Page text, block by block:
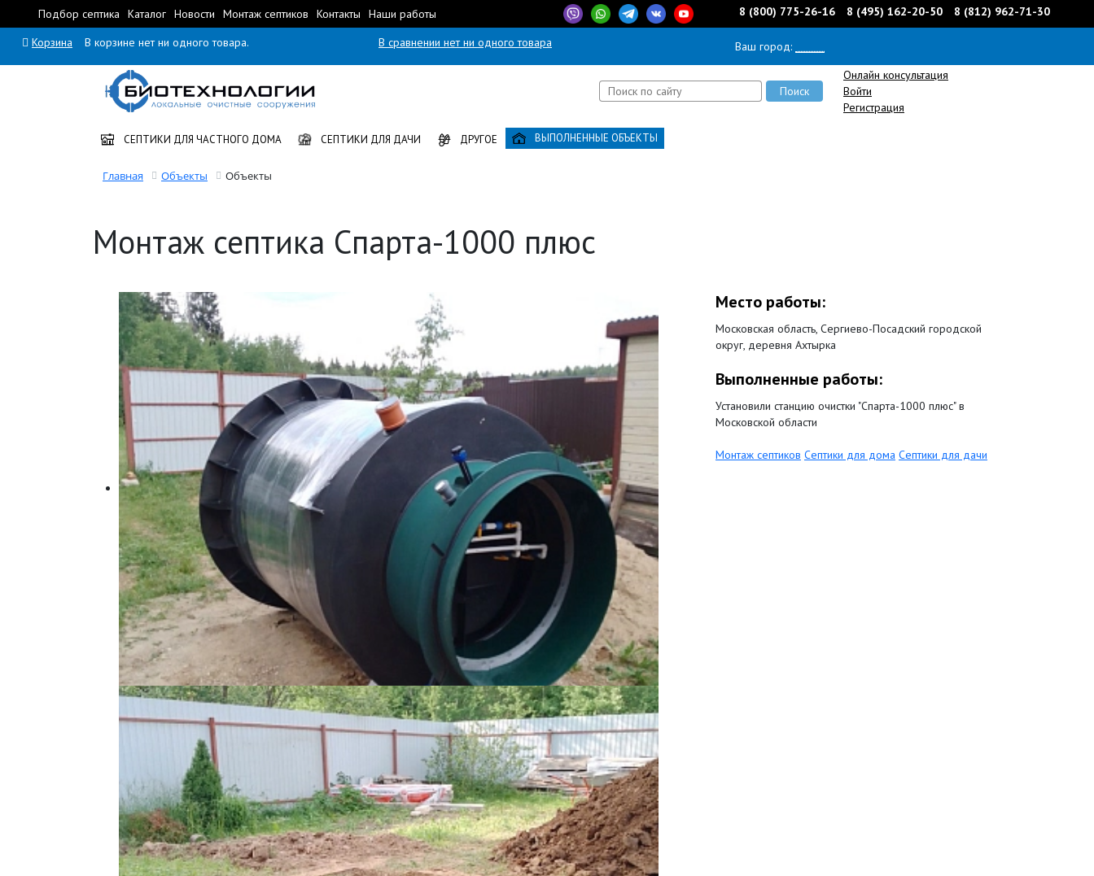
Подбор септика Каталог Новости Монтаж септиков Контакты Наши работы 8 (800) 775-26-16 8 (495) 162-20-50 8 (812) 962-71-30
Корзина В корзине нет ни одного товара. В сравнении нет ни одного товара Ваш город:
Онлайн консультация
Войти
Регистрация
СЕПТИКИ ДЛЯ ЧАСТНОГО ДОМА СЕПТИКИ ДЛЯ ДАЧИ ДРУГОЕ ВЫПОЛНЕННЫЕ ОБЪЕКТЫ
Главная Объекты Объекты
Монтаж септика Спарта-1000 плюс
Место работы:
Московская область, Сергиево-Посадский городской
округ, деревня Ахтырка
Выполненные работы:
Установили станцию очистки "Спарта-1000 плюс" в
Московской области
Монтаж септиков Септики для дома Септики для дачи